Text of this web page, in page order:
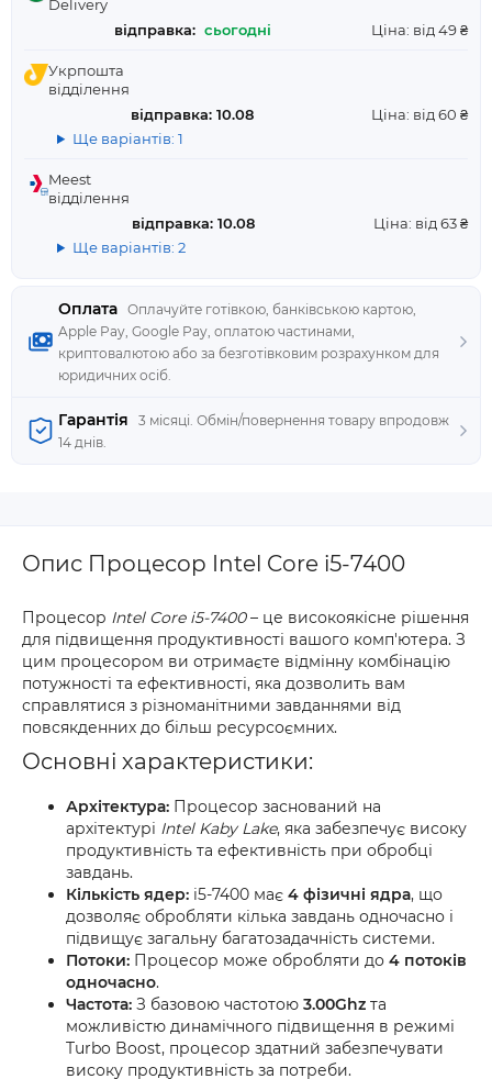
Оплата Оплачуйте готівкою, банківською картою,
Apple Pay, Google Pay, оплатою частинами,
криптовалютою або за безготівковим розрахунком для
юридичних осіб.
Delivery
відправка: сьогодні Ціна: від 49 ₴
Укрпошта
відділення
відправка: 10.08
Ціна: від 60 ₴
Ще варіантів: 1
Meest
відділення
відправка: 10.08
Ціна: від 63 ₴
Ще варіантів: 2
Гарантія
3 місяці. Обмін/повернення товару впродовж
14 днів.
Опис Процесор Intel Core i5-7400
Процесор Intel Core i5-7400– це високоякісне рішення
для підвищення продуктивності вашого комп'ютера. З
цим процесором ви отримаєте відмінну комбінацію
потужності та ефективності, яка дозволить вам
справлятися з різноманітними завданнями від
повсякденних до більш ресурсоємних.
Основні характеристики:
Архітектура: Процесор заснований на
архітектурі Intel Kaby Lake, яка забезпечує високу
продуктивність та ефективність при обробці
завдань.
Кількість ядер: i5-7400 має 4 фізичні ядра, що
дозволяє обробляти кілька завдань одночасно і
підвищує загальну багатозадачність системи.
Потоки: Процесор може обробляти до 4 потоків
одночасно.
Частота: З базовою частотою 3.00Ghz та
можливістю динамічного підвищення в режимі
Turbo Boost, процесор здатний забезпечувати
високу продуктивність за потреби.